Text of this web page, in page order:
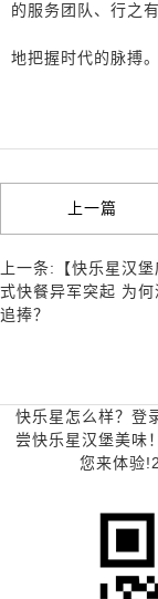
的服务团队、行之
地把握时代的脉搏。
上一篇
上一条:【快乐星汉
式快餐异军突起 为
追捧？
快乐星怎么样？登
尝快乐星汉堡美味
您来体验